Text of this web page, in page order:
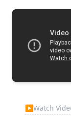
▶Watch